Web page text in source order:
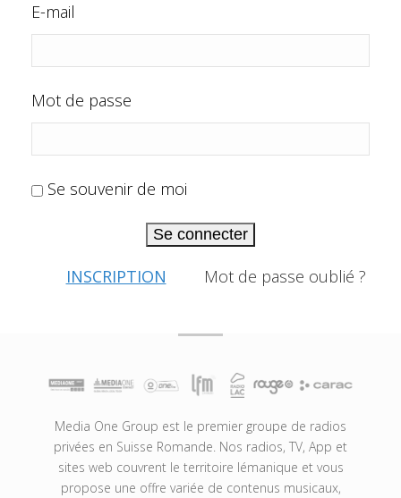
E-mail
Mot de passe
Se souvenir de moi
Se connecter
INSCRIPTION Mot de passe oublié ?
Media One Group est le premier groupe de radios
privées en Suisse Romande. Nos radios, TV, App et
sites web couvrent le territoire lémanique et vous
propose une offre variée de contenus musicaux,